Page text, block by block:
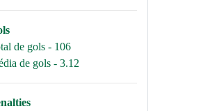
de gols - 106
de gols - 3.12